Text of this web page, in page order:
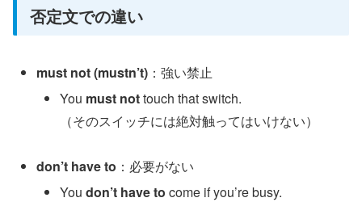
否定文での違い
must not (mustn’t) ：強い禁止
You must nottouch that switch.
（そのスイッチには絶対触ってはいけない）
don’t have to ：必要がない
Youdon’t have to come if you’re busy.